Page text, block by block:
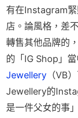
有在Instagram
店。論風格，差
轉售其他品牌的
的「IG Shop」
Jewellery （VB
Jewellery的
是一件父女的事